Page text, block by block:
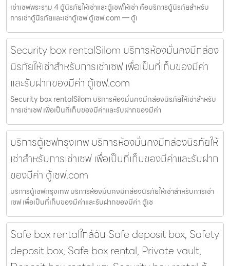
เช่าเซฟพระราม 4 ตู้นิรภัยให้เช่าและตู้เซฟให้เช่า คือบริการตู้นิรภัยสำหรับ
การเช่าตู้นิรภัยและเช่าตู้เซฟ ตู้เซฟ.com — ตู้เ
Security box rentalSilom บริการห้องมั่นคงมีกล่อง
นิรภัยให้เช่าสำหรับการเช่าเซฟ เพื่อเป็นที่เก็บของมีค่า
และรับฝากของมีค่า ตู้เซฟ.com
Security box rentalSilom บริการห้องมั่นคงมีกล่องนิรภัยให้เช่าสำหรับ
การเช่าเซฟ เพื่อเป็นที่เก็บของมีค่าและรับฝากของมีค่า
บริการตู้เซฟกรุงเทพ บริการห้องมั่นคงมีกล่องนิรภัยให้
เช่าสำหรับการเช่าเซฟ เพื่อเป็นที่เก็บของมีค่าและรับฝาก
ของมีค่า ตู้เซฟ.com
บริการตู้เซฟกรุงเทพ บริการห้องมั่นคงมีกล่องนิรภัยให้เช่าสำหรับการเช่า
เซฟ เพื่อเป็นที่เก็บของมีค่าและรับฝากของมีค่า ตู้เซ
Safe box rentalใกล้ฉัน Safe deposit box, Safety
deposit box, Safe box rental, Private vault,